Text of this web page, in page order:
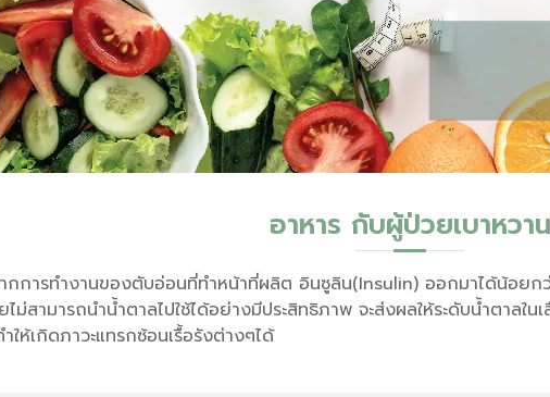
อาหาร กับผู้ป่วยเบาหวาน
ากการทำงานของตับอ่อนที่ทำหน้าที่ผลิต อินซูลิน(Insulin) ออกมาได้น้อยก
ม่สามารถนำน้ำตาลไปใช้ได้อย่างมีประสิทธิภาพ จะส่งผลให้ระดับน้ำตาลใ
ให้เกิดภาวะแทรกซ้อนเรื้อรังต่างๆได้